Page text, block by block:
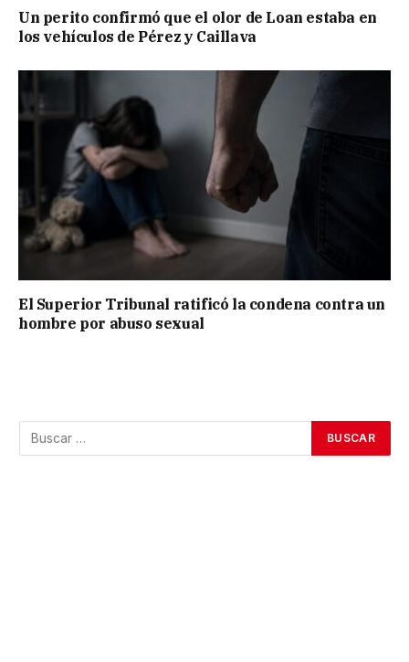
Un perito confirmó que el olor de Loan estaba en
los vehículos de Pérez y Caillava
El Superior Tribunal ratificó la condena contra un
hombre por abuso sexual